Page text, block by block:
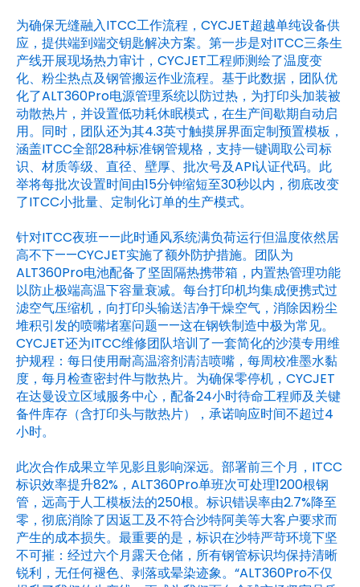
为确保无缝融入ITCC工作流程，CYCJET超越单纯设备供
应，提供端到端交钥匙解决方案。第一步是对ITCC三条生
产线开展现场热力审计，CYCJET工程师测绘了温度变
化、粉尘热点及钢管搬运作业流程。基于此数据，团队优
化了ALT360Pro电源管理系统以防过热，为打印头加装被
动散热片，并设置低功耗休眠模式，在生产间歇期自动启
用。同时，团队还为其4.3英寸触摸屏界面定制预置模板，
涵盖ITCC全部28种标准钢管规格，支持一键调取公司标
识、材质等级、直径、壁厚、批次号及API认证代码。此
举将每批次设置时间由15分钟缩短至30秒以内，彻底改变
了ITCC小批量、定制化订单的生产模式。
针对ITCC夜班——此时通风系统满负荷运行但温度依然居
高不下——CYCJET实施了额外防护措施。团队为
ALT360Pro电池配备了坚固隔热携带箱，内置热管理功能
以防止极端高温下容量衰减。每台打印机均集成便携式过
滤空气压缩机，向打印头输送洁净干燥空气，消除因粉尘
堆积引发的喷嘴堵塞问题——这在钢铁制造中极为常见。
CYCJET还为ITCC维修团队培训了一套简化的沙漠专用维
护规程：每日使用耐高温溶剂清洁喷嘴，每周校准墨水黏
度，每月检查密封件与散热片。为确保零停机，CYCJET
在达曼设立区域服务中心，配备24小时待命工程师及关键
备件库存（含打印头与散热片），承诺响应时间不超过4
小时。
此次合作成果立竿见影且影响深远。部署前三个月，ITCC
标识效率提升82%，ALT360Pro单班次可处理1200根钢
管，远高于人工模板法的250根。标识错误率由2.7%降至
零，彻底消除了因返工及不符合沙特阿美等大客户要求而
产生的成本损失。最重要的是，标识在沙特严苛环境下坚
不可摧：经过六个月露天仓储，所有钢管标识均保持清晰
锐利，无任何褪色、剥落或晕染迹象。“ALT360Pro不仅